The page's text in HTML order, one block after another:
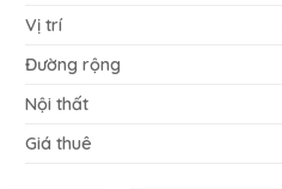
Vị trí
Đường rộng
Nội thất
Giá thuê